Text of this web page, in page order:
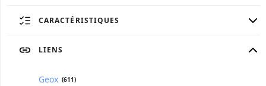
CARACTÉRISTIQUES
LIENS
Geox (611)